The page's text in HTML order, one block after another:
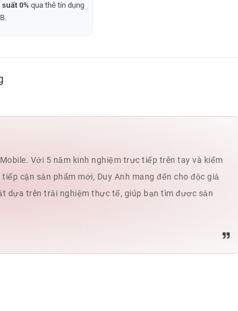
suất 0% qua thẻ tín dụng
Với 5 năm kinh nghiệm trực tiếp trên tay và kiểm
cận sản phẩm mới, Duy Anh mang đến cho độc giả
dựa trên trải nghiệm thực tế, giúp bạn tìm được sản